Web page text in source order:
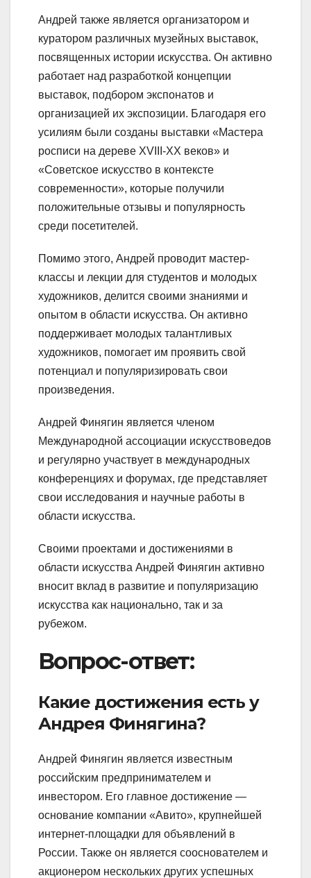
Андрей также является организатором и
куратором различных музейных выставок,
посвященных истории искусства. Он активно
работает над разработкой концепции
выставок, подбором экспонатов и
организацией их экспозиции. Благодаря его
усилиям были созданы выставки «Мастера
росписи на дереве XVIII-XX веков» и
«Советское искусство в контексте
современности», которые получили
положительные отзывы и популярность
среди посетителей.
Помимо этого, Андрей проводит мастер-
классы и лекции для студентов и молодых
художников, делится своими знаниями и
опытом в области искусства. Он активно
поддерживает молодых талантливых
художников, помогает им проявить свой
потенциал и популяризировать свои
произведения.
Андрей Финягин является членом
Международной ассоциации искусствоведов
и регулярно участвует в международных
конференциях и форумах, где представляет
свои исследования и научные работы в
области искусства.
Своими проектами и достижениями в
области искусства Андрей Финягин активно
вносит вклад в развитие и популяризацию
искусства как национально, так и за
рубежом.
Вопрос-ответ:
Какие достижения есть у
Андрея Финягина?
Андрей Финягин является известным
российским предпринимателем и
инвестором. Его главное достижение —
основание компании «Авито», крупнейшей
интернет-площадки для объявлений в
России. Также он является сооснователем и
акционером нескольких других успешных